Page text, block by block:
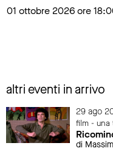
01 ottobre 2026 ore
altri eventi in arrivo
29 ago
film - una
di